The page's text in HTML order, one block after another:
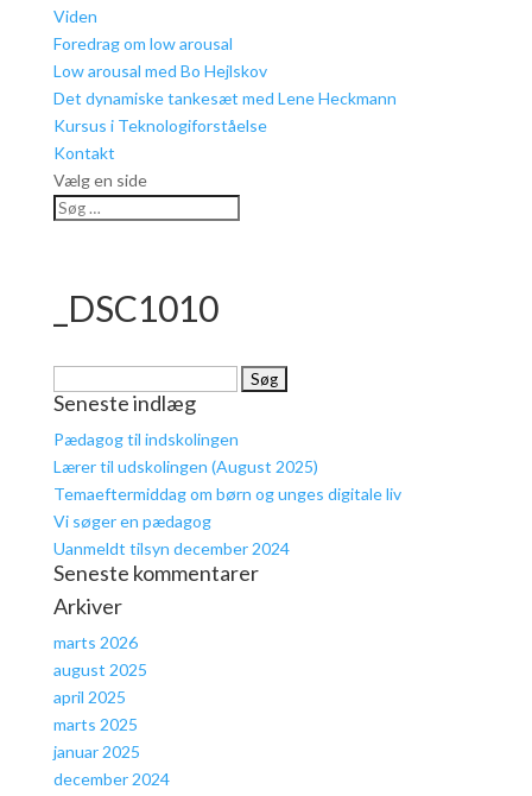
Viden
Foredrag om low arousal
Low arousal med Bo Hejlskov
Det dynamiske tankesæt med Lene Heckmann
Kursus i Teknologiforståelse
Kontakt
Vælg en side
_DSC1010
efter:
Seneste indlæg
Pædagog til indskolingen
Lærer til udskolingen (August 2025)
Temaeftermiddag om børn og unges digitale liv
Vi søger en pædagog
Uanmeldt tilsyn december 2024
Seneste kommentarer
Arkiver
marts 2026
august 2025
april 2025
marts 2025
januar 2025
december 2024